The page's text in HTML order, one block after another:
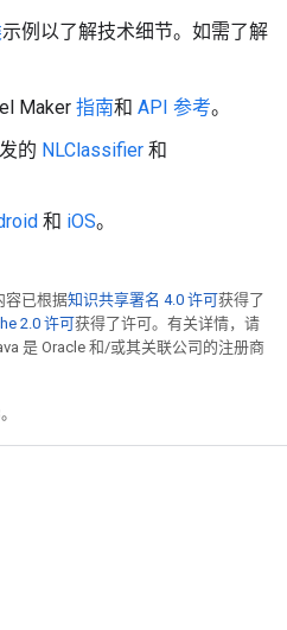
示例以了解技术细节。如需了解
Maker 指南和 API 参考。
的 NLClassifier 和
和 iOS。
容已根据知识共享署名 4.0 许可获得了
2.0 许可获得了许可。有关详情，请
是 Oracle 和/或其关联公司的注册商